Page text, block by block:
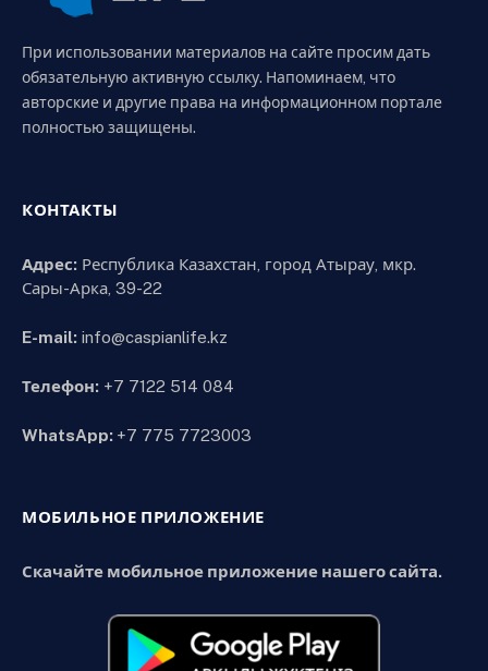
При использовании материалов на сайте просим дать
обязательную активную ссылку. Напоминаем, что
авторские и другие права на информационном портале
полностью защищены.
КОНТАКТЫ
Адрес: Республика Казахстан, город Атырау, мкр.
Сары-Арка, 39-22
E-mail: info@caspianlife.kz
Телефон: +7 7122 514 084
WhatsApp: +7 775 7723003
МОБИЛЬНОЕ ПРИЛОЖЕНИЕ
Скачайте мобильное приложение нашего сайта.